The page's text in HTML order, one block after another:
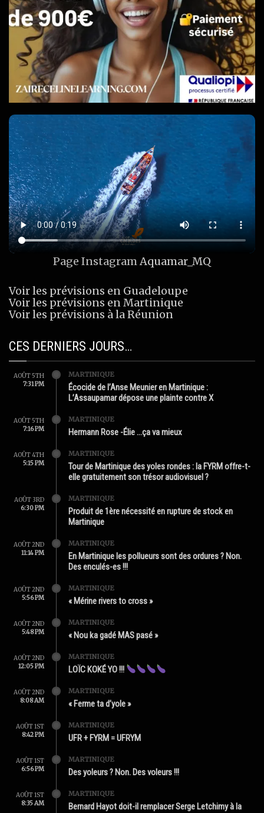
Page InstagramAquamar_MQ
Voir les prévisions en Guadeloupe
Voir les prévisions en Martinique
Voir les prévisions à la Réunion
CES DERNIERS JOURS…
AOÛT 5TH
7:31 PM
MARTINIQUE
Écocide de l’Anse Meunier en Martinique :
L’Assaupamar dépose une plainte contre X
AOÛT 5TH
7:16 PM
MARTINIQUE
Hermann Rose -Élie …ça va mieux
AOÛT 4TH
5:15 PM
MARTINIQUE
Tour de Martinique des yoles rondes : la FYRM offre-t-
elle gratuitement son trésor audiovisuel ?
AOÛT 3RD
6:30 PM
MARTINIQUE
Produit de 1ère nécessité en rupture de stock en
Martinique
AOÛT 2ND
11:14 PM
MARTINIQUE
En Martinique les pollueurs sont des ordures ? Non.
Des enculés-es !!!
AOÛT 2ND
5:56 PM
MARTINIQUE
« Mérine rivers to cross »
AOÛT 2ND
5:48 PM
MARTINIQUE
« Nou ka gadé MAS pasé »
AOÛT 2ND
12:05 PM
MARTINIQUE
LOÏC KOKÉ YO !!!
AOÛT 2ND
8:08 AM
MARTINIQUE
« Ferme ta d’yole »
AOÛT 1ST
8:42 PM
MARTINIQUE
UFR + FYRM = UFRYM
AOÛT 1ST
6:56 PM
MARTINIQUE
Des yoleurs ? Non. Des voleurs !!!
AOÛT 1ST
8:35 AM
MARTINIQUE
Bernard Hayot doit-il remplacer Serge Letchimy à la